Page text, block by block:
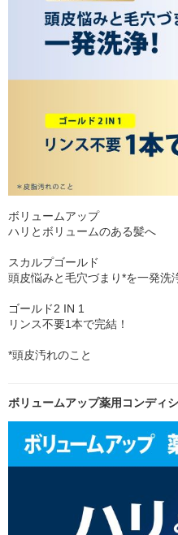
ボリュームアップ
ハリとボリュームのある髪へ
スカルプゴールド
頭皮悩みと毛穴づまり*を一発洗
ゴールド2 IN 1
リンス不要1本で完結！
*頭皮汚れのこと
ボリュームアップ薬用コンディ